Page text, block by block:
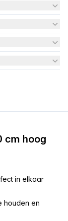
cm hoog
in elkaar
houden en